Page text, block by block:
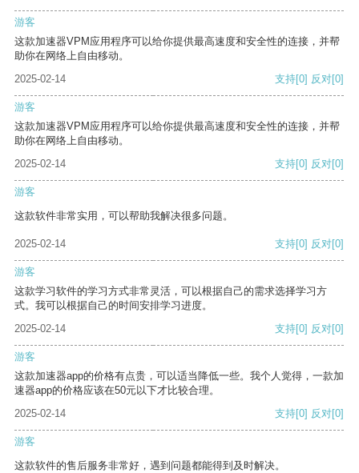
游客
这款加速器VPM应用程序可以给你提供最高速度和安全性的连接，并帮
助你在网络上自由移动。
2025-02-14
支持[0] 反对[0]
游客
这款加速器VPM应用程序可以给你提供最高速度和安全性的连接，并帮
助你在网络上自由移动。
2025-02-14
支持[0] 反对[0]
游客
这款软件非常实用，可以帮助我解决很多问题。
2025-02-14 支持[0] 反对[0]
游客
这款学习软件的学习方式非常灵活，可以根据自己的需求选择学习方
式。我可以根据自己的时间安排学习进度。
2025-02-14
支持[0] 反对[0]
游客
这款加速器app的价格有点贵，可以适当降低一些。我个人觉得，一款加
速器app的价格应该在50元以下才比较合理。
2025-02-14
支持[0] 反对[0]
游客
这款软件的售后服务非常好，遇到问题都能得到及时解决。